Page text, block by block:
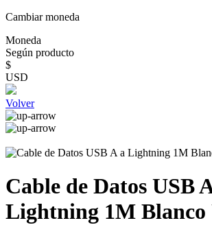
Cambiar moneda
Moneda
Según producto
$
USD
Volver
Cable de Datos USB
Lightning 1M Blanco